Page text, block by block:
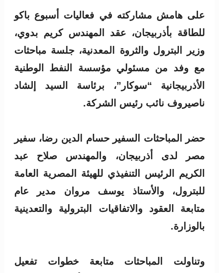
على هامش مشاركته في فعاليات أسبوع باكو
للطاقة بأذربيجان، عقد المهندس كريم بدوي،
وزير البترول والثروة المعدنية، جلسة مباحثات
مع وفد من مسئولي مؤسسة النفط الوطنية
الأذربيجانية “سوكار”، برئاسة السيد إلشاد
ناصيروف نائب رئيس الشركة.
حضر المباحثات السفير حسام الدين رضا، سفير
مصر لدى أذربيجان، والمهندس صلاح عبد
الكريم الرئيس التنفيذي للهيئة المصرية العامة
للبترول، والأستاذ يوسف مروان مدير عام
متابعة العقود والاتفاقيات البترولية والتعدينية
بالوزارة.
وتناولت المباحثات متابعة خطوات تفعيل